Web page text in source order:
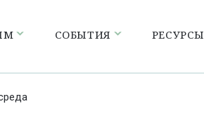
СОБЫТИЯ РЕСУРСЫ